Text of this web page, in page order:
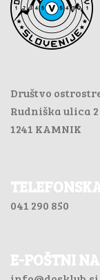
Društvo
Rudniška ulica 2
1241 KAMNIK
041 290 850
E-POŠTNI